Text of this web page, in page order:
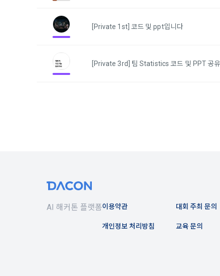
게시판에 그
지 공지한다.
"회원"에게
않거나, 전
2. "회원"이
제 5 조 (이
1. "회원"이
가. 수집하는
필수 항목:
사용 경험,
선택 항목:
Linkedin 등
[Private 1st] 코드 및 ppt입니다
[Private 3rd] 팀 Statistics 코드 및 PPT 공유
AI 해커톤 플랫폼이용약관
개인정보 처리방침
대회 주최 문의
교육 문의